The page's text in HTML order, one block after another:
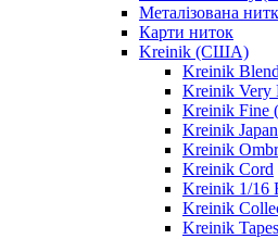
Металізована
Карти ниток
Kreinik (США)
Kreinik
Kreinik Very
Kreinik Fine
Kreinik
Kreinik
Kreinik Cord
Kreinik 1/16
Kreinik
Kreinik